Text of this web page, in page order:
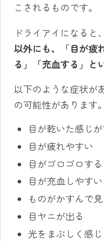
こされるものです。
ドライアイになると、
以外にも、「目が疲
る」「充血する」と
以下のような症状が
の可能性があります。
目が乾いた感じ
目が疲れやすい
目がゴロゴロする
目が充血しやすい
ものがかすんで見
目ヤニが出る
光をまぶしく感じ